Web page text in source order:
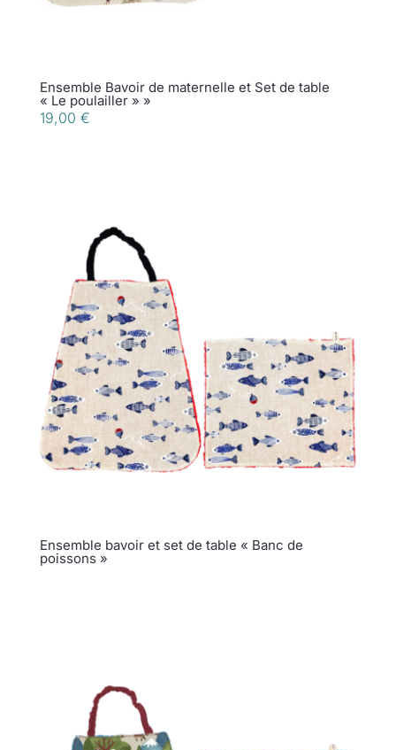
Ensemble Bavoir de maternelle et Set de table
« Le poulailler » »
19,00 €
Ensemble bavoir et set de table « Banc de
poissons »